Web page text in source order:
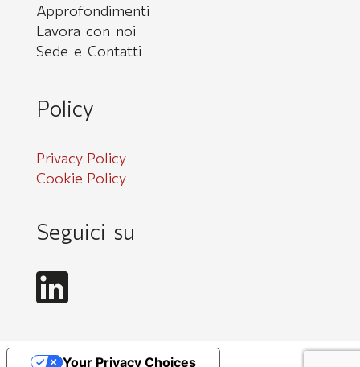
Approfondimenti
Lavora con noi
Sede e Contatti
Policy
Privacy Policy
Cookie Policy
Seguici su
Your Privacy Choices